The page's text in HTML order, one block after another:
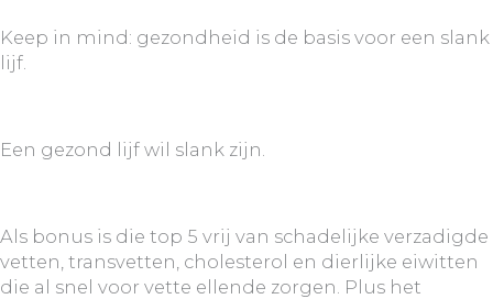
Keep in mind: gezondheid is de basis voor een slank
lijf.
Een gezond lijf wil slank zijn.
Als bonus is die top 5 vrij van schadelijke verzadigde
vetten, transvetten, cholesterol en dierlijke eiwitten
die al snel voor vette ellende zorgen. Plus het